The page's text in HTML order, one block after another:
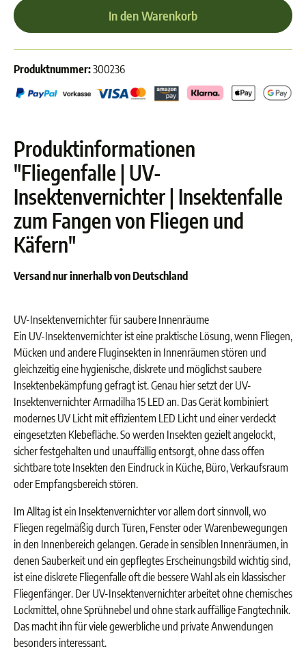
In den Warenkorb
Produktnummer:300236
Produktinformationen
"Fliegenfalle | UV-
Insektenvernichter | Insektenfalle
zum Fangen von Fliegen und
Käfern"
Versand nur innerhalb von Deutschland
UV-Insektenvernichter für saubere Innenräume
Ein UV-Insektenvernichter ist eine praktische Lösung, wenn Fliegen,
Mücken und andere Fluginsekten in Innenräumen stören und
gleichzeitig eine hygienische, diskrete und möglichst saubere
Insektenbekämpfung gefragt ist. Genau hier setzt der UV-
Insektenvernichter Armadilha 15 LED an. Das Gerät kombiniert
modernes UV Licht mit effizientem LED Licht und einer verdeckt
eingesetzten Klebefläche. So werden Insekten gezielt angelockt,
sicher festgehalten und unauffällig entsorgt, ohne dass offen
sichtbare tote Insekten den Eindruck in Küche, Büro, Verkaufsraum
oder Empfangsbereich stören.
Im Alltag ist ein Insektenvernichter vor allem dort sinnvoll, wo
Fliegen regelmäßig durch Türen, Fenster oder Warenbewegungen
in den Innenbereich gelangen. Gerade in sensiblen Innenräumen, in
denen Sauberkeit und ein gepflegtes Erscheinungsbild wichtig sind,
ist eine diskrete Fliegenfalle oft die bessere Wahl als ein klassischer
Fliegenfänger. Der UV-Insektenvernichter arbeitet ohne chemisches
Lockmittel, ohne Sprühnebel und ohne stark auffällige Fangtechnik.
Das macht ihn für viele gewerbliche und private Anwendungen
besonders interessant.